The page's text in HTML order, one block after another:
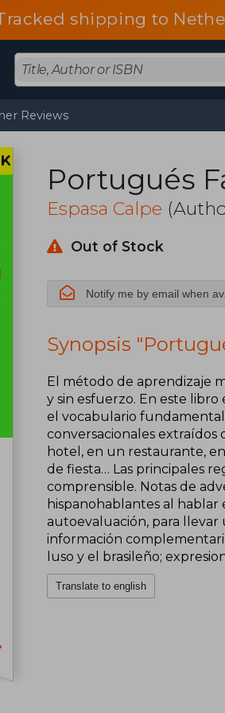
shipping to
Reviews
Portugués
Espasa Calpe
Out of Stock
Notify me by email when
Synopsis
El método de aprendizaje
y sin esfuerzo. En este
el vocabulario
conversacionales extraídos
hotel, en un restaurante,
de fiesta… Las principales
comprensible. Notas de
hispanohablantes al hablar
autoevaluación, para llevar
información
luso y el brasileño;
Translate to english